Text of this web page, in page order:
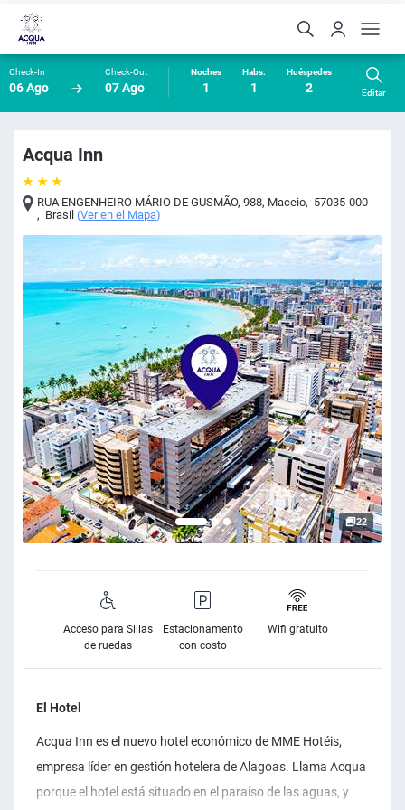
Check-In
06 Ago
Check-Out
07 Ago
Noches
1
Habs.
1
Huéspedes
2 Editar
Acqua Inn
RUA ENGENHEIRO MÁRIO DE GUSMÃO, 988, Maceio, 57035-000
, Brasil (Ver en el Mapa)
22
Acceso para Sillas
de ruedas
Estacionamento
con costo
Wifi gratuito
El Hotel
Acqua Inn es el nuevo hotel económico de MME Hotéis,
empresa líder en gestión hotelera de Alagoas. Llama Acqua
porque el hotel está situado en el paraíso de las aguas, y